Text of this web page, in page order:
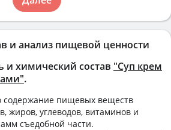
и анализ пищевой ценности
и химический состав "Суп крем
.
содержание пищевых веществ
жиров, углеводов, витаминов и
съедобной части.